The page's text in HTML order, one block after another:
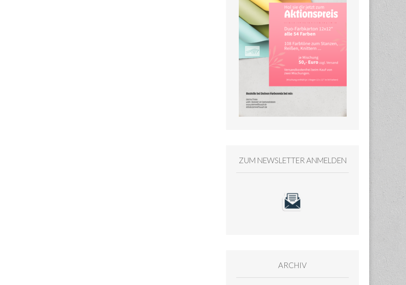
ZUM NEWSLETTER ANMELDEN
ARCHIV